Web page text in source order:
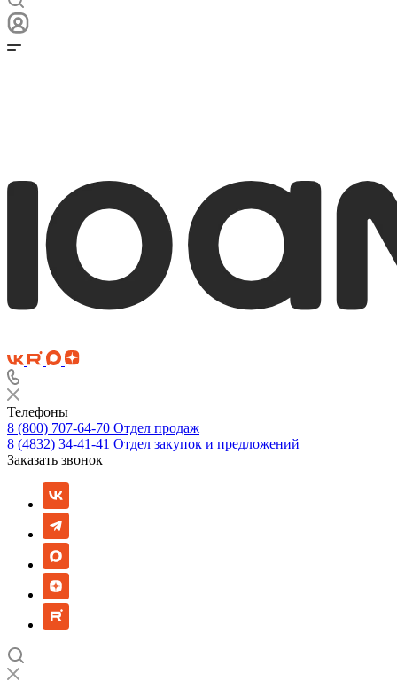
Телефоны
8 (800) 707-64-70 Отдел продаж
8 (4832) 34-41-41 Отдел закупок и предложений
Заказать звонок